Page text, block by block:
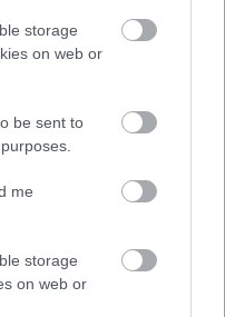
storage
on web or
be sent to
me
storage
on web or
μιλά ανοιχτά για
του στίγματος
για τον